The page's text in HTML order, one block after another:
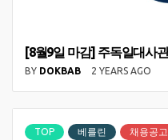
[8월9일 마감] 주독일대사
BY DOKBAB 2 YEARS AGO
TOP 베를린 채용공고